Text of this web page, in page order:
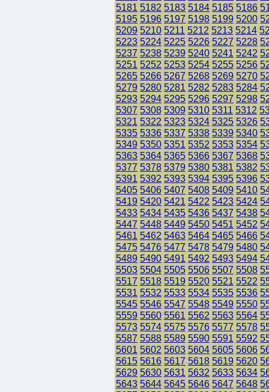
5181 5182 5183 5184 5185 5186
5195 5196 5197 5198 5199 5200
5209 5210 5211 5212 5213 5214
5223 5224 5225 5226 5227 5228
5237 5238 5239 5240 5241 5242
5251 5252 5253 5254 5255 5256
5265 5266 5267 5268 5269 5270
5279 5280 5281 5282 5283 5284
5293 5294 5295 5296 5297 5298
5307 5308 5309 5310 5311 5312
5321 5322 5323 5324 5325 5326
5335 5336 5337 5338 5339 5340
5349 5350 5351 5352 5353 5354
5363 5364 5365 5366 5367 5368
5377 5378 5379 5380 5381 5382
5391 5392 5393 5394 5395 5396
5405 5406 5407 5408 5409 5410
5419 5420 5421 5422 5423 5424
5433 5434 5435 5436 5437 5438
5447 5448 5449 5450 5451 5452
5461 5462 5463 5464 5465 5466
5475 5476 5477 5478 5479 5480
5489 5490 5491 5492 5493 5494
5503 5504 5505 5506 5507 5508
5517 5518 5519 5520 5521 5522
5531 5532 5533 5534 5535 5536
5545 5546 5547 5548 5549 5550
5559 5560 5561 5562 5563 5564
5573 5574 5575 5576 5577 5578
5587 5588 5589 5590 5591 5592
5601 5602 5603 5604 5605 5606
5615 5616 5617 5618 5619 5620
5629 5630 5631 5632 5633 5634
5643 5644 5645 5646 5647 5648